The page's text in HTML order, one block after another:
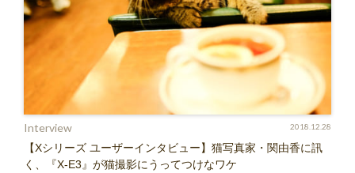
Interview 2018.12.28
【Xシリーズ ユーザーインタビュー】猫写真家・関由香に訊
く、『X-E3』が猫撮影にうってつけなワケ